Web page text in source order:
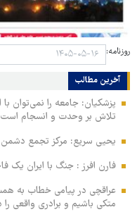
روزنامه:
آخرین مطالب
پزشکیان: جامعه را نمی‌توان با
تلاش بر وحدت و انسجام است
یحیی سریع: مرکز تجمع دشمن
فارن افرز : جنگ با ایران یک
عراقچی در پیامی خطاب به
متکی باشیم و برادری واقعی